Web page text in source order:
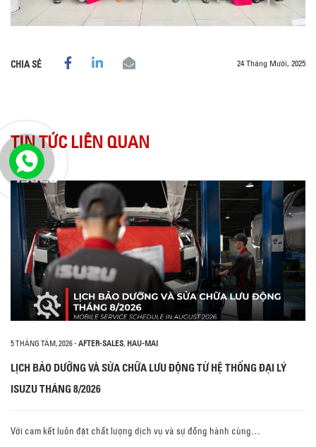
CHIA SẺ 24 Tháng Mười, 2025
TIN TỨC LIÊN QUAN
5 THÁNG TÁM, 2026- AFTER-SALES, HAU-MAI
LỊCH BẢO DƯỠNG VÀ SỬA CHỮA LƯU ĐỘNG TỪ HỆ THỐNG ĐẠI LÝ
ISUZU THÁNG 8/2026
Với cam kết luôn đặt chất lượng dịch vụ và sự đồng hành cùng…